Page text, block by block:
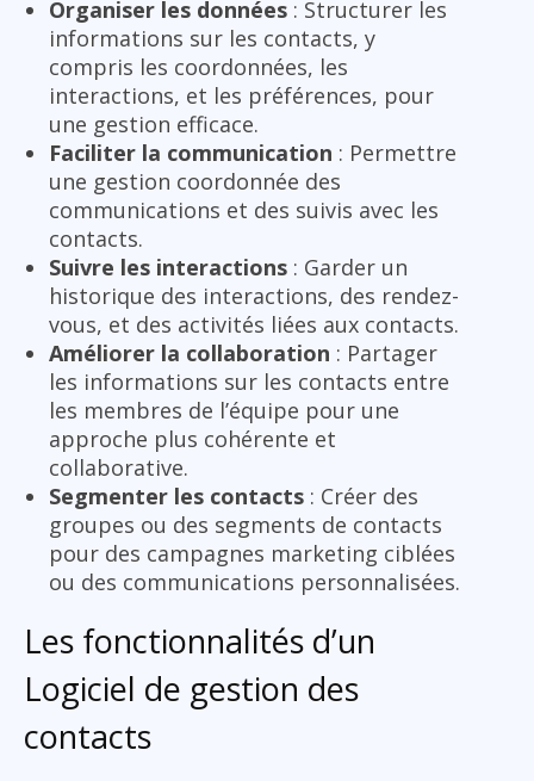
Organiser les données : Structurer les
informations sur les contacts, y
compris les coordonnées, les
interactions, et les préférences, pour
une gestion efficace.
Faciliter la communication : Permettre
une gestion coordonnée des
communications et des suivis avec les
contacts.
Suivre les interactions : Garder un
historique des interactions, des rendez-
vous, et des activités liées aux contacts.
Améliorer la collaboration : Partager
les informations sur les contacts entre
les membres de l’équipe pour une
approche plus cohérente et
collaborative.
Segmenter les contacts : Créer des
groupes ou des segments de contacts
pour des campagnes marketing ciblées
ou des communications personnalisées.
Les fonctionnalités d’un
Logiciel de gestion des
contacts